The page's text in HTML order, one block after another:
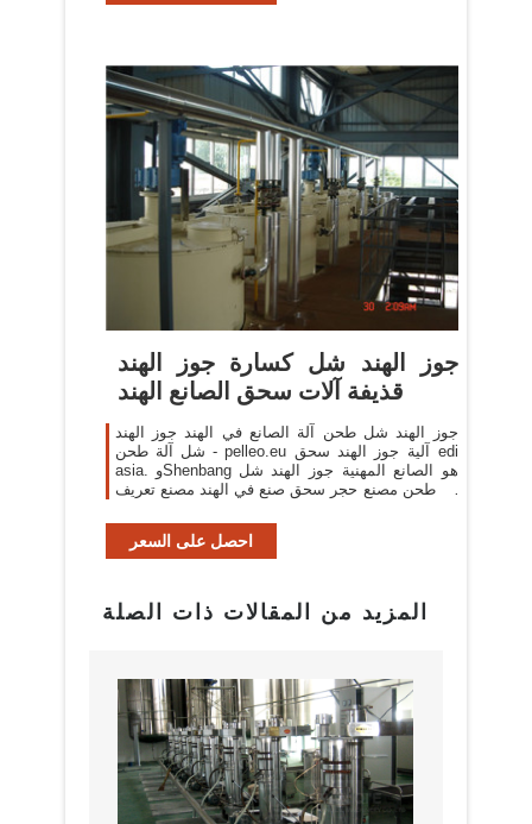
جوز الهند شل كسارة جوز الهند
قذيفة آلات سحق الصانع الهند
جوز الهند شل طحن آلة الصانع في الهند جوز الهند
شل آلة طحن - pelleo.eu آلية جوز الهند سحق edi
asia. وShenbang هو الصانع المهنية جوز الهند شل
آلة طحن مصنع حجر سحق صنع في الهند مصنع تعريف
احصل على السعر
المزيد من المقالات ذات الصلة